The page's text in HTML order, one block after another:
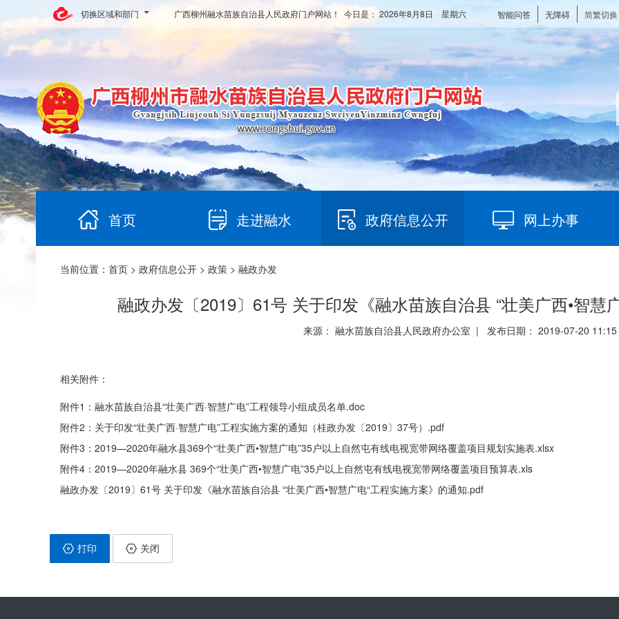
切换区域和部门 智能问答 无障碍 简繁切换
广西柳州融水苗族自治县人民政府门户网站！ 今日是： 2026年8月8日 星期六
首页 走进融水 政府信息公开 网上办事
当前位置： 首页 > 政府信息公开 > 政策 > 融政办发
融政办发〔2019〕61号 关于印发《融水苗族自治县 “壮美广西•智慧
来源： 融水苗族自治县人民政府办公室 | 发布日期： 2019-07-20
相关附件：
附件1：融水苗族自治县“壮美广西·智慧广电”工程领导小组成员名单.doc
附件2：关于印发“壮美广西·智慧广电”工程实施方案的通知（桂政办发〔2019〕37号）.pdf
附件3：2019—2020年融水县369个“壮美广西•智慧广电”35户以上自然屯有线电视宽带网络覆盖项目规划实施表.xlsx
附件4：2019—2020年融水县 369个“壮美广西•智慧广电”35户以上自然屯有线电视宽带网络覆盖项目预算表.xls
融政办发〔2019〕61号 关于印发《融水苗族自治县 “壮美广西•智慧广电“工程实施方案》的通知.pdf
打印 关闭